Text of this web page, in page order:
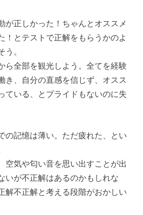
正しかった！ちゃんとオススメ
！とテストで正解をもらうかのよ
う。
ら全部を観光しよう。全てを経験
き、自分の直感を信じず、オスス
ている、とプライドもないのに失
の記憶は薄い。ただ疲れた、とい
気や匂い音を思い出すことが出
いが不正解はあるのかもしれな
解不正解と考える段階がおかしい